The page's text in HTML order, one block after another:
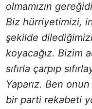
olmamızın
Biz hürriyetimizi,
şekilde
koyacağız. Bizim
sıfırla çarpıp
Yaparız. Ben
bir parti rekabeti